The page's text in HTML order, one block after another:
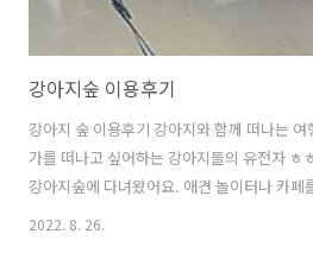
강아지숲 이용후기
강아지 숲 이용후기 강아지와 함께 떠나는
가를 떠나고 싶어하는 강아지들의 유전자 ㅎ
강아지숲에 다녀왔어요. 애견 놀이터나 카페
무척 좋아하는 강아지는 사람 못지않게 강아
2022. 8. 26.